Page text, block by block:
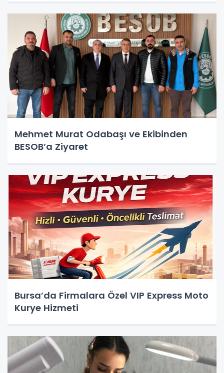
Mehmet Murat Odabaşı ve Ekibinden
BESOB’a Ziyaret
Bursa’da Firmalara Özel VIP Express Moto
Kurye Hizmeti